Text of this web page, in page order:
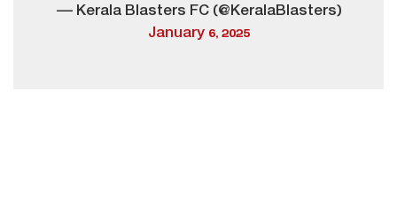
— Kerala Blasters FC (@KeralaBlasters)
January 6, 2025